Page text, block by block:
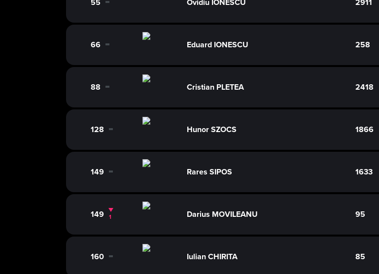
55 0 Ovidiu IONESCU 2911
66 0 Eduard IONESCU 258
88 0 Cristian PLETEA 2418
128 0 Hunor SZOCS 1866
149 0 Rares SIPOS 1633
149 1 Darius MOVILEANU 95
160 0 Iulian CHIRITA 85